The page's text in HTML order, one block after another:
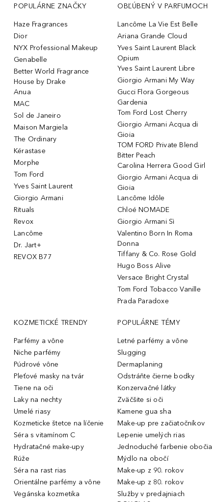
POPULÁRNE ZNAČKY
Haze Fragrances
Dior
NYX Professional Makeup
Genabelle
Better World Fragrance
House by Drake
Anua
MAC
Sol de Janeiro
Maison Margiela
The Ordinary
Kérastase
Morphe
Tom Ford
Yves Saint Laurent
Giorgio Armani
Rituals
Revox
Lancôme
Dr. Jart+
REVOX B77
OBĽÚBENÝ V PARFUMOCH
Lancôme La Vie Est Belle
Ariana Grande Cloud
Yves Saint Laurent Black
Opium
Yves Saint Laurent Libre
Giorgio Armani My Way
Gucci Flora Gorgeous
Gardenia
Tom Ford Lost Cherry
Giorgio Armani Acqua di
Gioia
TOM FORD Private Blend
Bitter Peach
Carolina Herrera Good Girl
Giorgio Armani Acqua di
Gioia
Lancôme Idôle
Chloé NOMADE
Giorgio Armani Sì
Valentino Born In Roma
Donna
Tiffany & Co. Rose Gold
Hugo Boss Alive
Versace Bright Crystal
Tom Ford Tobacco Vanille
Prada Paradoxe
KOZMETICKÉ TRENDY
Parfémy a vône
Niche parfémy
Púdrové vône
Pleťové masky na tvár
Tiene na oči
Laky na nechty
Umelé riasy
Kozmeticke štetce na líčenie
Séra s vitamínom C
Hydratačné make-upy
Rúže
Séra na rast rias
Orientálne parfémy a vône
Vegánska kozmetika
POPULÁRNE TÉMY
Letné parfémy a vône
Slugging
Dermaplaning
Odstráňte čierne bodky
Konzervačné látky
Zväčšite si oči
Kamene gua sha
Make-up pre začiatočníkov
Lepenie umelých rias
Jednoduché farbenie obočia
Mýdlo na obočí
Make-up z 90. rokov
Make-up z 80. rokov
Služby v predajniach